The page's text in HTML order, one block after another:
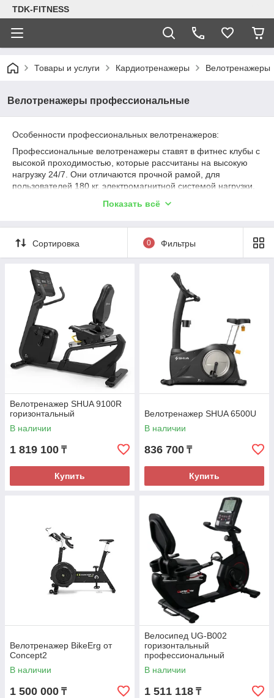
TDK-FITNESS
Товары и услуги Кардиотренажеры Велотренажеры
Велотренажеры профессиональные
Особенности профессиональных велотренажеров:
Профессиональные велотренажеры ставят в фитнес клубы с
высокой проходимостью, которые рассчитаны на высокую
нагрузку 24/7. Они отличаются прочной рамой, для
пользователей 180 кг, электромагнитной системой нагрузки,
Показать всё
Сортировка 0 Фильтры
Велотренажер SHUA 9100R
горизонтальный
В наличии
1 819 100 ₸
Купить
Велотренажер SHUA 6500U
В наличии
836 700 ₸
Купить
Велотренажер BikeErg от
Concept2
В наличии
1 500 000 ₸
Велосипед UG-B002
горизонтальный
профессиональный
В наличии
1 511 118 ₸